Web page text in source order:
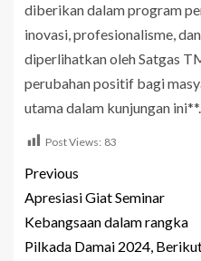
diberikan dalam program
inovasi, profesionalisme,
diperlihatkan oleh Satgas
perubahan positif bagi
utama dalam kunjungan
Post Views: 83
Previous
Apresiasi Giat Seminar
Kebangsaan dalam rangka
Pilkada Damai 2024,